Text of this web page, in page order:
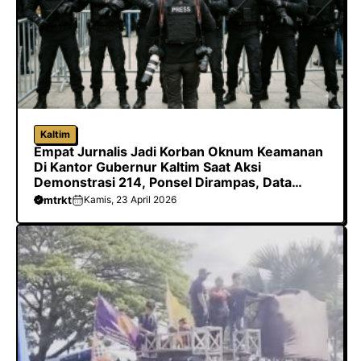
Kaltim
Empat Jurnalis Jadi Korban Oknum Keamanan
Di Kantor Gubernur Kaltim Saat Aksi
Demonstrasi 214, Ponsel Dirampas, Data
Dihapus Hingga Dilarang Meliput
mtrkt Kamis, 23 April 2026